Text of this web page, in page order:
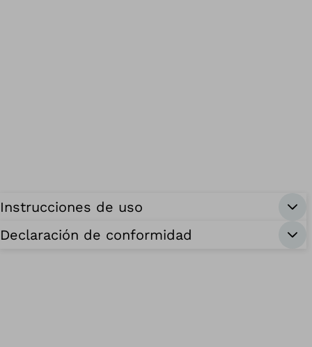
Instrucciones de uso
Declaración de conformidad